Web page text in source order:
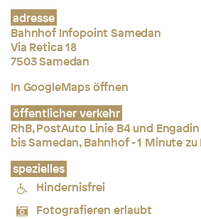
adresse
Bahnhof Infopoint Samedan
Via Retica 18
7503 Samedan
In GoogleMaps öffnen
öffentlicher verkehr
RhB, PostAuto Linie B4 und
bis Samedan, Bahnhof - 1 Minute zu
spezielles
Hindernisfrei
Fotografieren erlaubt